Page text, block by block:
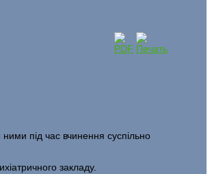
під час вчинення суспільно
закладу.